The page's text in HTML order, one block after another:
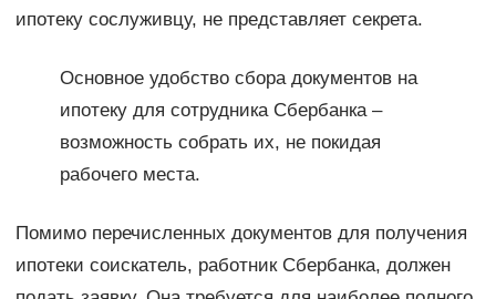
ипотеку сослуживцу, не представляет секрета.
Основное удобство сбора документов на
ипотеку для сотрудника Сбербанка –
возможность собрать их, не покидая
рабочего места.
Помимо перечисленных документов для получения
ипотеки соискатель, работник Сбербанка, должен